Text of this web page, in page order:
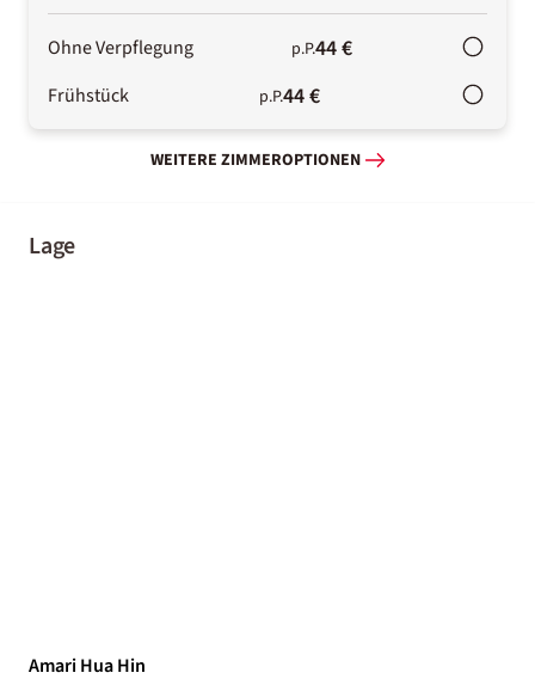
Ohne Verpflegung p.P.44 €
Frühstück p.P.44 €
WEITERE ZIMMEROPTIONEN
Lage
Amari Hua Hin